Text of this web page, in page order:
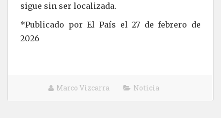
sigue sin ser localizada.
*Publicado por El País el 27 de febrero de
2026
Marco Vizcarra Noticia